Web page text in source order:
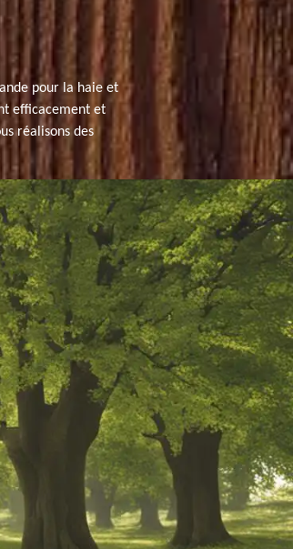
pour la haie et
efficacement et
réalisons des
EN TAILLE DE HAIE
en travaux d’arbre spécialisé dans la taille
des travaux de qualité. Depuis plusieurs
demande de taille Ainsi, nous faisons une
jardin et chaque propriété. Pour cela,
de taille de haie pour tout Draveil et ses